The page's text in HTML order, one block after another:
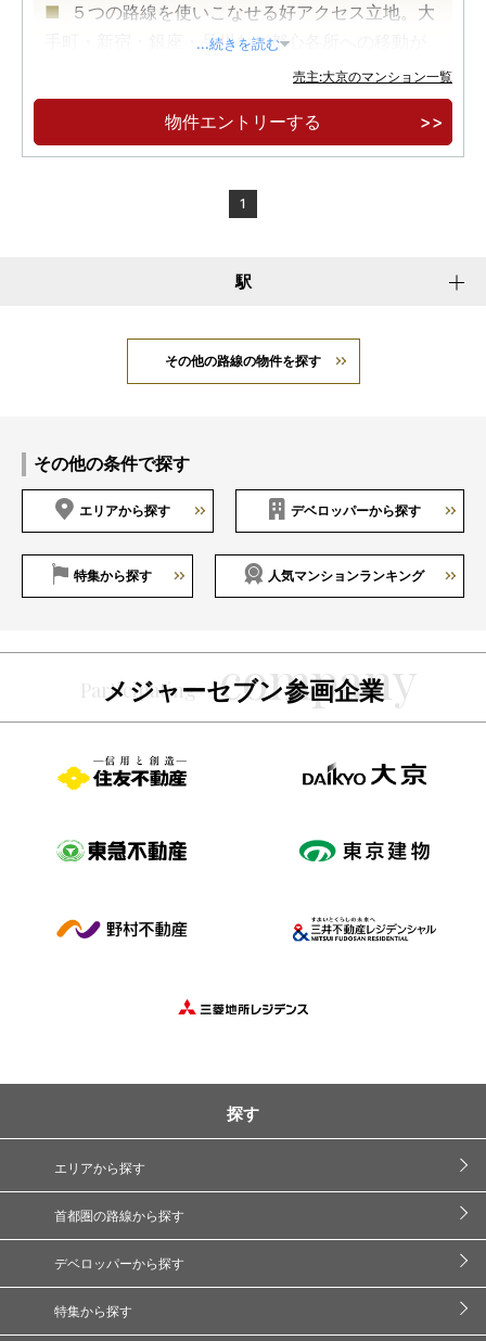
５つの路線を使いこなせる好アクセス立地。大
手町・新宿・銀座・品川など都心各所への移動が
伝統と先進を纏う文京区本郷エリア。
モダンラグジュアリーの世界へと誘う、迎賓の
...続きを読む
売主:大京のマンション一覧
物件エントリーする
1
駅
その他の路線の物件を探す
その他の条件で探す
エリアから探す デベロッパーから探す
特集から探す 人気マンションランキング
メジャーセブン参画企業
探す
エリアから探す
首都圏の路線から探す
デベロッパーから探す
特集から探す